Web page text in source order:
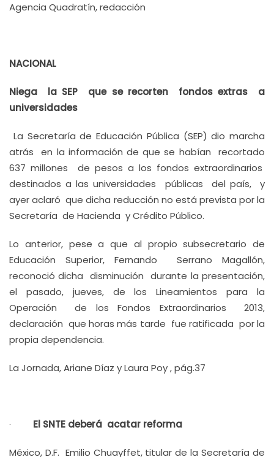
Agencia Quadratín, redacción
NACIONAL
Niega la SEP que se recorten fondos extras a
universidades
La Secretaría de Educación Pública (SEP) dio marcha
atrás en la información de que se habían recortado
637 millones de pesos a los fondos extraordinarios
destinados a las universidades públicas del país, y
ayer aclaró que dicha reducción no está prevista por la
Secretaría de Hacienda y Crédito Público.
Lo anterior, pese a que al propio subsecretario de
Educación Superior, Fernando Serrano Magallón,
reconoció dicha disminución durante la presentación,
el pasado, jueves, de los Lineamientos para la
Operación de los Fondos Extraordinarios 2013,
declaración que horas más tarde fue ratificada por la
propia dependencia.
La Jornada, Ariane Díaz y Laura Poy , pág.37
· El SNTE deberá acatar reforma
México, D.F. Emilio Chuayffet, titular de la Secretaría de